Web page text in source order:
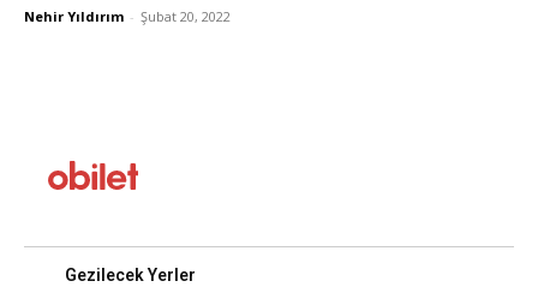
Nehir Yıldırım - Şubat 20, 2022
Gezilecek Yerler